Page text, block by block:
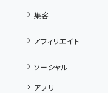
集客
アフィリエイト
ソーシャル
アプリ